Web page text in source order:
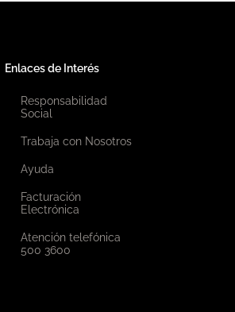
Enlaces de Interés
Responsabilidad
Social
Trabaja con Nosotros
Ayuda
Facturación
Electrónica
Atención telefónica
500 3600